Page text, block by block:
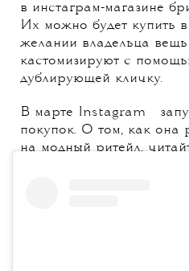
в инстаграм-магазине
Их можно будет купить
желании владельца
кастомизируют с
дублирующей кличку.
В марте Instagram
покупок. О том, как она
на модный ритейл,